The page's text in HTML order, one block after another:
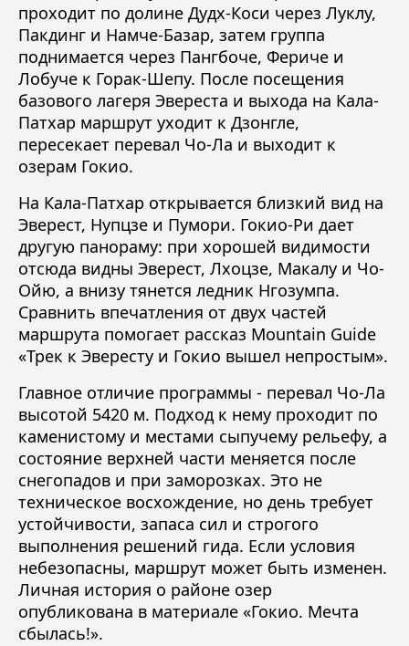
проходит по долине Дудх-Коси через Луклу,
Пакдинг и Намче-Базар, затем группа
поднимается через Пангбоче, Фериче и
Лобуче к Горак-Шепу. После посещения
базового лагеря Эвереста и выхода на Кала-
Патхар маршрут уходит к Дзонгле,
пересекает перевал Чо-Ла и выходит к
озерам Гокио.
На Кала-Патхар открывается близкий вид на
Эверест, Нупцзе и Пумори. Гокио-Ри дает
другую панораму: при хорошей видимости
отсюда видны Эверест, Лхоцзе, Макалу и Чо-
Ойю, а внизу тянется ледник Нгозумпа.
Сравнить впечатления от двух частей
маршрута помогает рассказ Mountain Guide
«Трек к Эвересту и Гокио вышел непростым».
Главное отличие программы - перевал Чо-Ла
высотой 5420 м. Подход к нему проходит по
каменистому и местами сыпучему рельефу, а
состояние верхней части меняется после
снегопадов и при заморозках. Это не
техническое восхождение, но день требует
устойчивости, запаса сил и строгого
выполнения решений гида. Если условия
небезопасны, маршрут может быть изменен.
Личная история о районе озер
опубликована в материале «Гокио. Мечта
сбылась!».